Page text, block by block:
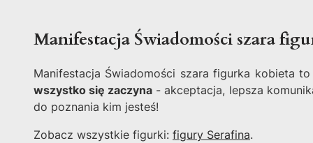
Manifestacja Świadomości szara
Manifestacja Świadomości szara figurka kobieta
wszystko się zaczyna - akceptacja, lepsza
do poznania kim jesteś!
Zobacz wszystkie figurki: figury Serafina.